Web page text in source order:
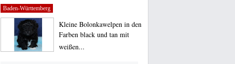
Baden-Württemberg
Kleine Bolonkawelpen in den
Farben black und tan mit
weißen...